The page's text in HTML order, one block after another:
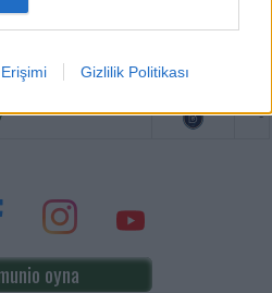
Gizlilik Politikası
-
oyna